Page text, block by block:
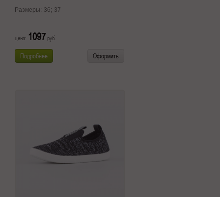
Размеры: 36; 37
цена: 1097 руб.
Подробнее Оформить